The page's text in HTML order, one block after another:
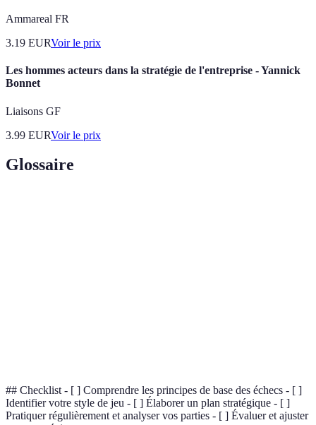
Ammareal FR
3.19 EURVoir le prix
Les hommes acteurs dans la stratégie de l'entreprise - Yannick
Bonnet
Liaisons GF
3.99 EURVoir le prix
Glossaire
## Checklist - [ ] Comprendre les principes de base des échecs - [ ]
Identifier votre style de jeu - [ ] Élaborer un plan stratégique - [ ]
Pratiquer régulièrement et analyser vos parties - [ ] Évaluer et ajuster